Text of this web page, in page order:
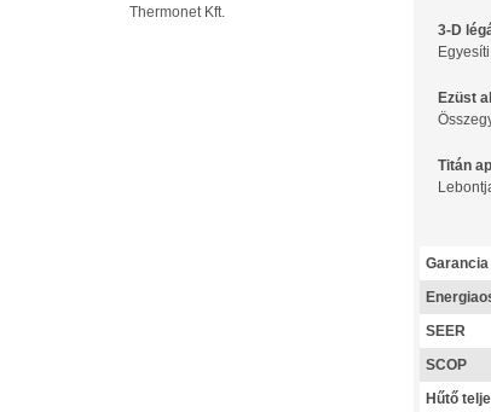
3-D
Ezüst
Titán
Garancia
SEER
SCOP
Hűtő
Thermonet Kft.